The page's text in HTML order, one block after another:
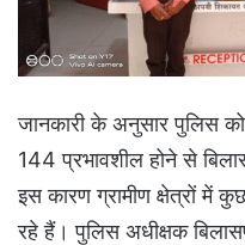
जानकारी के अनुसार पुलिस
144 प्रभावशील होने से
इस कारण ग्रामीण क्षेत्रों में
रहे हैं। पुलिस अधीक्षक